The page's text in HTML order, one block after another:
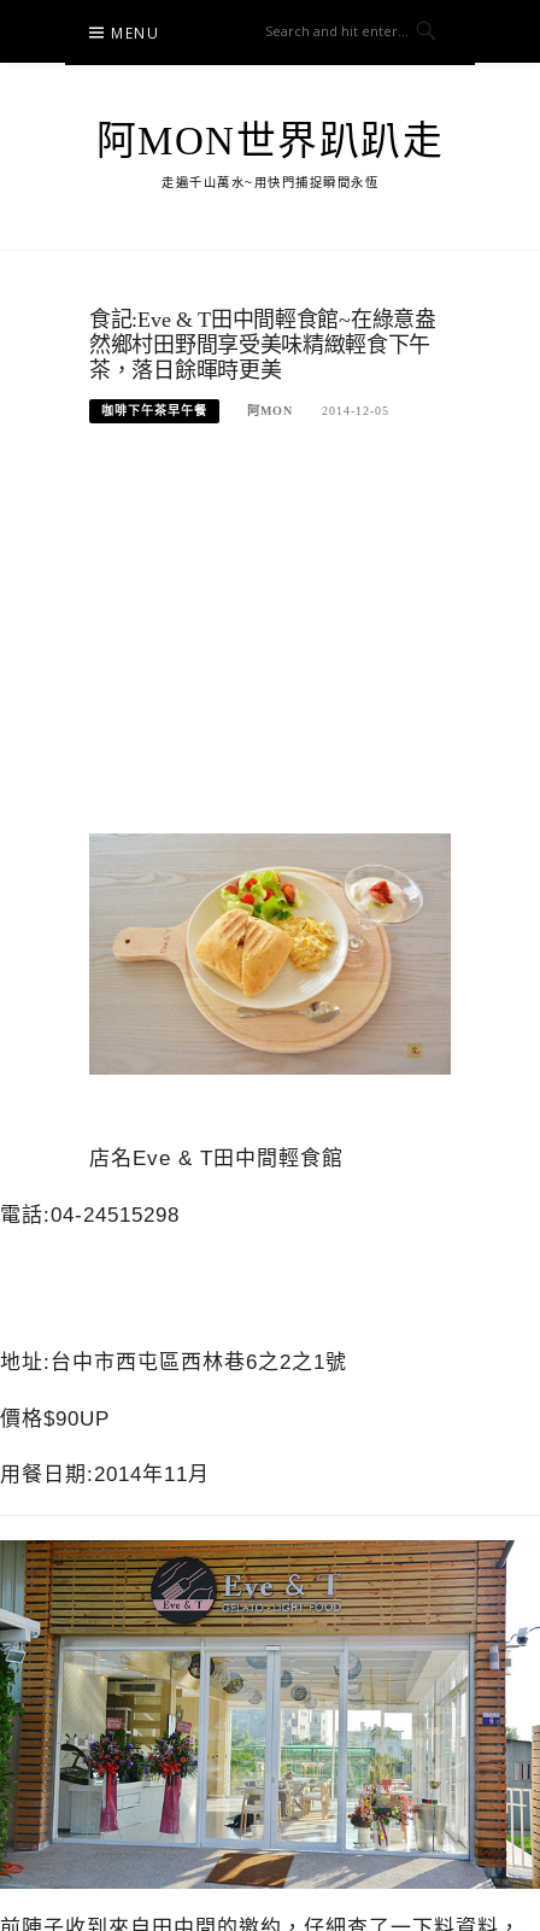
content
MENU
阿MON世界趴趴走
走遍千山萬水~用快門捕捉瞬間永恆
食記:Eve & T田中間輕食館~在綠意盎
然鄉村田野間享受美味精緻輕食下午
茶，落日餘暉時更美
咖啡下午茶早午餐 阿MON 2014-12-05
店名Eve & T田中間輕食館
電話:04-24515298
地址:台中市西屯區西林巷6之2之1號
價格$90UP
用餐日期:2014年11月